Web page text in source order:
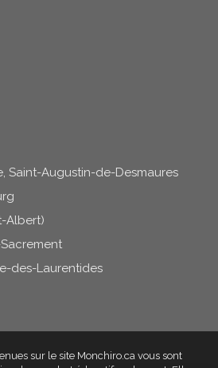
Saint-Augustin-de-Desmaures
Albert)
des-Laurentides
sur le site Monchiro.ca vous sont